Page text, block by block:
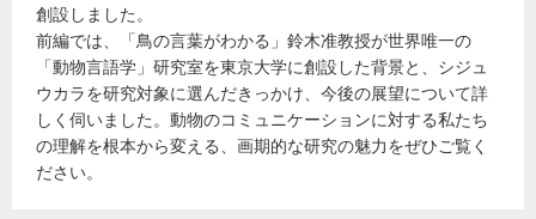
創設しました。
前編では、「鳥の言葉がわかる」鈴木准教授が世界唯一の
「動物言語学」研究室を東京大学に創設した背景と、シジュ
ウカラを研究対象に選んだきっかけ、今後の展望について詳
しく伺いました。動物のコミュニケーションに対する私たち
の理解を根本から変える、画期的な研究の魅力をぜひご覧く
ださい。